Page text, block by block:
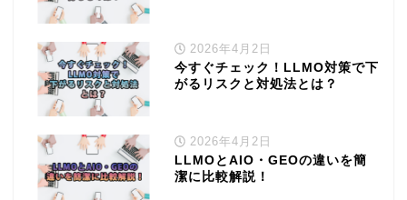
2026年4月2日
今すぐチェック！LLMO対策で下
がるリスクと対処法とは？
2026年4月2日
LLMOとAIO・GEOの違いを簡
潔に比較解説！